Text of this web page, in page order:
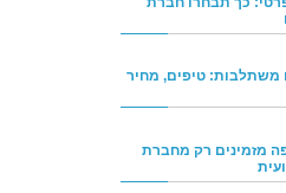
משתלבות: טיפים, מחיר
מזמינים רק מחברת